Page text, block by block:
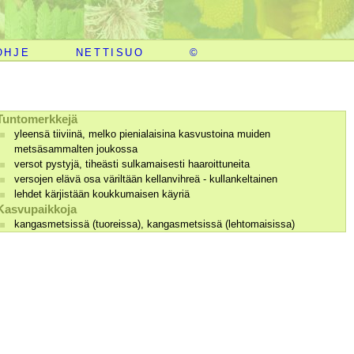
NETTISUO ©
yleensä tiiviinä, melko pienialaisina kasvustoina muiden
metsäsammalten joukossa
versot pystyjä, tiheästi sulkamaisesti haaroittuneita
versojen elävä osa väriltään kellanvihreä - kullankeltainen
lehdet kärjistään koukkumaisen käyriä
kangasmetsissä (tuoreissa), kangasmetsissä (lehtomaisissa)